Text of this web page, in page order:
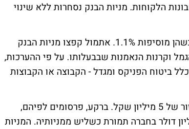
הלקוחות. מניות הבנק נסחרות ללא שינוי
מניות בנק דיסקונט ממשיכות את העליות מאתמול כשהן מוסיפות 1.1%. אתמול קפצו מניות הבנק
הגמל וקרנות הנאמנות שבבעלותו. על פי ההערכות,
ביטוח הפניקס ומגדל - הקבוצה או הקבוצות
מניות טאואר סמיקונדקטור מזנקות ב-7.2% תוך מחזור של 5 מיליון שקל. ברקע, פרסומים לפיהם,
וקרן פיטנגו בוחנות השקעה של 50 מיליון דולר בחברה תמורת כשליש ממניותיה. המניות